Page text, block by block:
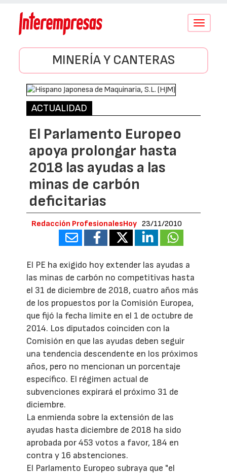
Conmutar
MINERÍA Y CANTERAS
ACTUALIDAD
El Parlamento Europeo
apoya prolongar hasta
2018 las ayudas a las
minas de carbón
deficitarias
Redacción ProfesionalesHoy 23/11/2010
El PE ha exigido hoy extender las ayudas a
las minas de carbón no competitivas hasta
el 31 de diciembre de 2018, cuatro años más
de los propuestos por la Comisión Europea,
que fijó la fecha límite en el 1 de octubre de
2014. Los diputados coinciden con la
Comisión en que las ayudas deben seguir
una tendencia descendente en los próximos
años, pero no mencionan un porcentaje
específico. El régimen actual de
subvenciones expirará el próximo 31 de
diciembre.
La enmienda sobre la extensión de las
ayudas hasta diciembre de 2018 ha sido
aprobada por 453 votos a favor, 184 en
contra y 16 abstenciones.
El Parlamento Europeo subraya que "el